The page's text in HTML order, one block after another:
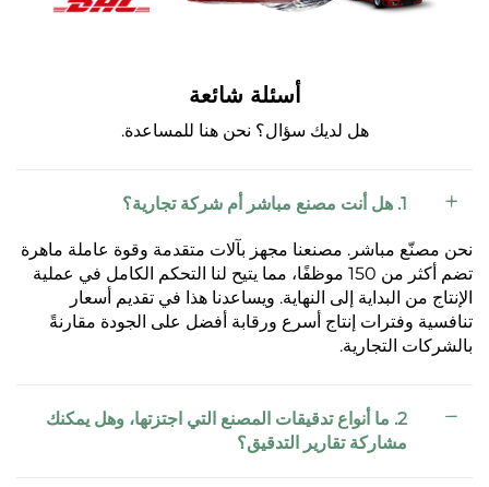
أسئلة شائعة
هل لديك سؤال؟ نحن هنا للمساعدة.
1. هل أنت مصنع مباشر أم شركة تجارية؟
نحن مصنّع مباشر. مصنعنا مجهز بآلات متقدمة وقوة عاملة ماهرة
تضم أكثر من 150 موظفًا، مما يتيح لنا التحكم الكامل في عملية
الإنتاج من البداية إلى النهاية. ويساعدنا هذا في تقديم أسعار
تنافسية وفترات إنتاج أسرع ورقابة أفضل على الجودة مقارنةً
بالشركات التجارية.
2. ما أنواع تدقيقات المصنع التي اجتزتها، وهل يمكنك
مشاركة تقارير التدقيق؟